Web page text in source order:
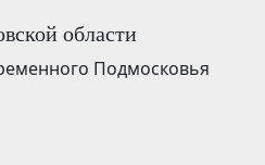
области
Подмосковья